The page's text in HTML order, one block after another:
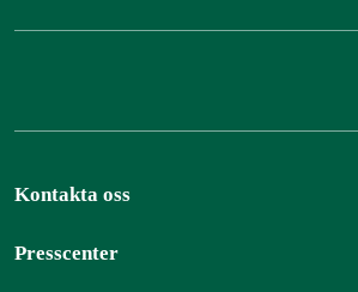
Kontakta oss
Presscenter